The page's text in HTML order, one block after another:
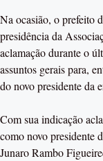
Na ocasião, o prefeito
presidência da
aclamação durante o
assuntos gerais para,
do novo presidente da
Com sua indicação
como novo presidente
Junaro Rambo